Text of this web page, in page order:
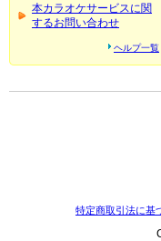
本カラオケサービスに関
するお問い合わせ
ヘルプ一覧
特定商取引法に基